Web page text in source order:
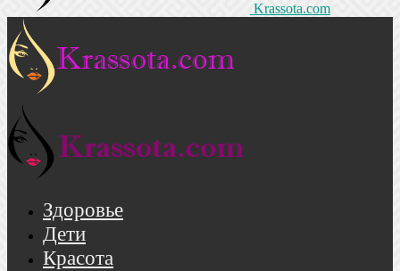
Krassota.com
Здоровье
Дети
Красота